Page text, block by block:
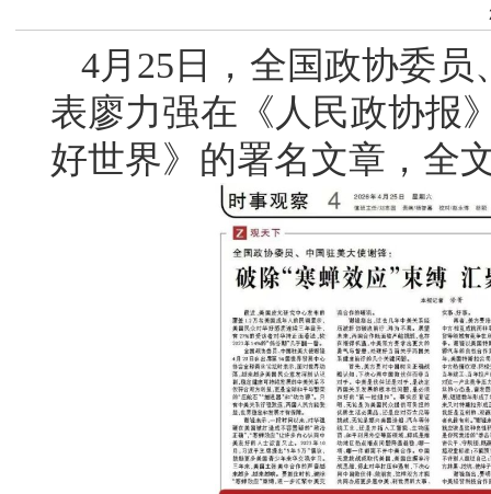
4月25日，全国政协委
表廖力强在《人民政协报
好世界》的署名文章，全